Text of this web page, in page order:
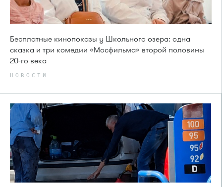
Бесплатные кинопоказы у Школьного озера: одна
сказка и три комедии «Мосфильма» второй половины
20-го века
НОВОСТИ